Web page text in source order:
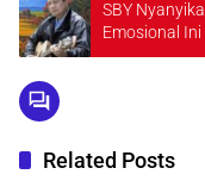
SBY
Emosional
Related Posts